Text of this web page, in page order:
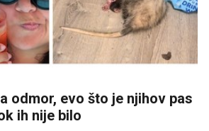
odmor, evo što je njihov pas
ih nije bilo